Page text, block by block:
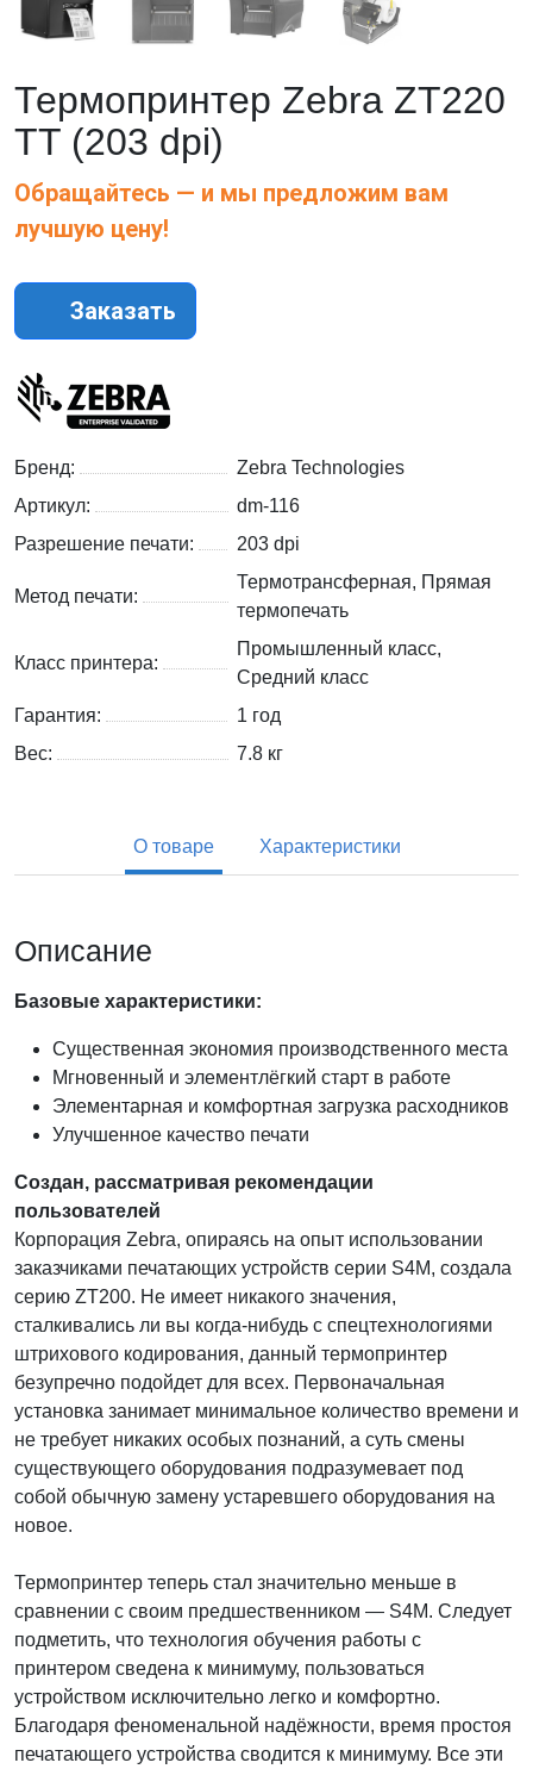
Термопринтер Zebra ZT220
TT (203 dpi)
Обращайтесь — и мы предложим вам
лучшую цену!
Заказать
Бренд:
Zebra Technologies
Артикул:
dm-116
Разрешение печати:
203 dpi
Метод печати:
Термотрансферная, Прямая
термопечать
Класс принтера:
Промышленный класс,
Средний класс
Гарантия:
1 год
Вес:
7.8 кг
О товаре Характеристики
Описание
Базовые характеристики:
Существенная экономия производственного места
Мгновенный и элементлёгкий старт в работе
Элементарная и комфортная загрузка расходников
Улучшенное качество печати
Создан, рассматривая рекомендации
пользователей
Корпорация Zebra, опираясь на опыт использовании
заказчиками печатающих устройств серии S4M, создала
серию ZT200. Не имеет никакого значения,
сталкивались ли вы когда-нибудь с спецтехнологиями
штрихового кодирования, данный термопринтер
безупречно подойдет для всех. Первоначальная
установка занимает минимальное количество времени и
не требует никаких особых познаний, а суть смены
существующего оборудования подразумевает под
собой обычную замену устаревшего оборудования на
новое.
Термопринтер теперь стал значительно меньше в
сравнении с своим предшественником — S4M. Следует
подметить, что технология обучения работы с
принтером сведена к минимуму, пользоваться
устройством исключительно легко и комфортно.
Благодаря феноменальной надёжности, время простоя
печатающего устройства сводится к минимуму. Все эти